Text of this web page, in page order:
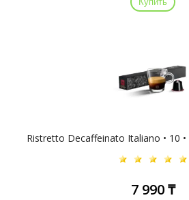
Ristretto Decaffeinato Italiano • 10
7 990 ₸